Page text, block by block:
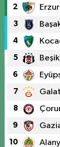
2
3
4
5
6
7
8
9
10